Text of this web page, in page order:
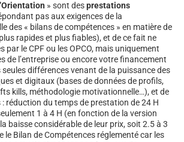
» sont desprestations
pas aux exigences de la
des « bilans de compétences » en matière de
rapides et plus fiables), et de ce fait ne
par le CPF ou les OPCO, mais uniquement
de l’entreprise ou encore votre financement
différences venant de la puissance des
et digitaux (bases de données de profils,
kills, méthodologie motivationnelle…), et de
: réduction du temps de prestation de 24 H
1 à 4 H (en fonction de la version
baisse considérable de leur prix, soit 2.5 à 3
le Bilan de Compétences réglementé car les